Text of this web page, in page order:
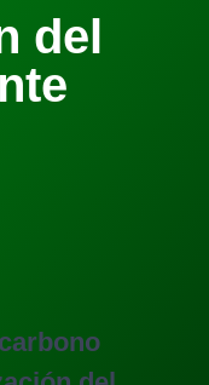
del